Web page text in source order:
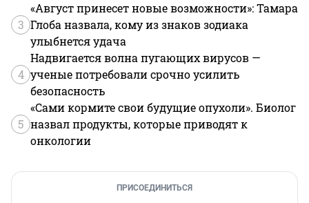
3
«Август принесет новые возможности»: Тамара
Глоба назвала, кому из знаков зодиака
улыбнется удача
4
Надвигается волна пугающих вирусов —
ученые потребовали срочно усилить
безопасность
5
«Сами кормите свои будущие опухоли». Биолог
назвал продукты, которые приводят к
онкологии
ПРИСОЕДИНИТЬСЯ